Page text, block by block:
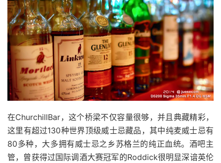
在ChurchillBar，这个桥梁不仅容量很够，并且典藏精彩，
这里有超过130种世界顶级威士忌藏品，其中纯麦威士忌有
80多种，大多拥有威士忌之乡苏格兰的纯正血统。酒吧主
管，曾获得过国际调酒大赛冠军的Roddick很明显深谙英伦